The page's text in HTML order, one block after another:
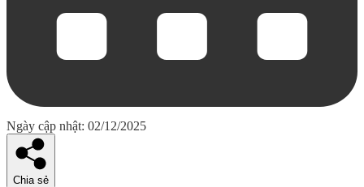
Ngày cập nhật: 02/12/2025
Chia sẻ